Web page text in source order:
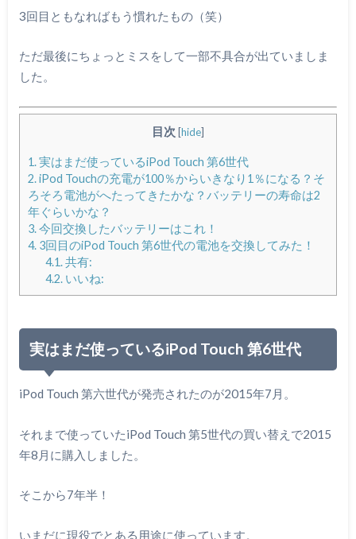
3回目ともなればもう慣れたもの（笑）
ただ最後にちょっとミスをして一部不具合が出ていましま
した。
目次 [hide]
1.実はまだ使っているiPod Touch 第6世代
2.iPod Touchの充電が100％からいきなり1％になる？そ
ろそろ電池がへたってきたかな？バッテリーの寿命は2
年ぐらいかな？
3.今回交換したバッテリーはこれ！
4.3回目のiPod Touch 第6世代の電池を交換してみた！
4.1.共有:
4.2.いいね:
実はまだ使っているiPod Touch 第6世代
iPod Touch 第六世代が発売されたのが2015年7月。
それまで使っていたiPod Touch 第5世代の買い替えで2015
年8月に購入しました。
そこから7年半！
いまだに現役でとある用途に使っています。